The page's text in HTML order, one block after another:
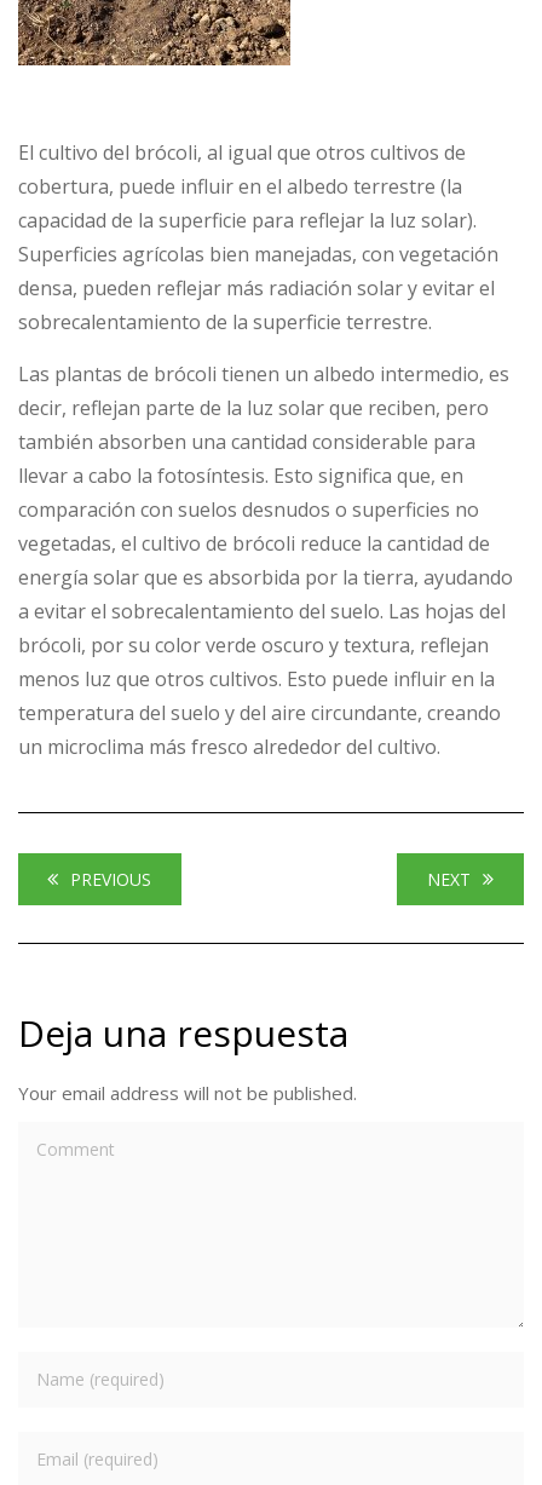
El cultivo del brócoli, al igual que otros cultivos de
cobertura, puede influir en el albedo terrestre (la
capacidad de la superficie para reflejar la luz solar).
Superficies agrícolas bien manejadas, con vegetación
densa, pueden reflejar más radiación solar y evitar el
sobrecalentamiento de la superficie terrestre.
Las plantas de brócoli tienen un albedo intermedio, es
decir, reflejan parte de la luz solar que reciben, pero
también absorben una cantidad considerable para
llevar a cabo la fotosíntesis. Esto significa que, en
comparación con suelos desnudos o superficies no
vegetadas, el cultivo de brócoli reduce la cantidad de
energía solar que es absorbida por la tierra, ayudando
a evitar el sobrecalentamiento del suelo. Las hojas del
brócoli, por su color verde oscuro y textura, reflejan
menos luz que otros cultivos. Esto puede influir en la
temperatura del suelo y del aire circundante, creando
un microclima más fresco alrededor del cultivo.
PREVIOUS NEXT
Deja una respuesta
Your email address will not be published.